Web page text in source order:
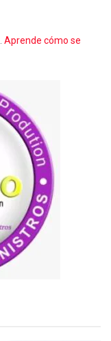
Aprende cómo se